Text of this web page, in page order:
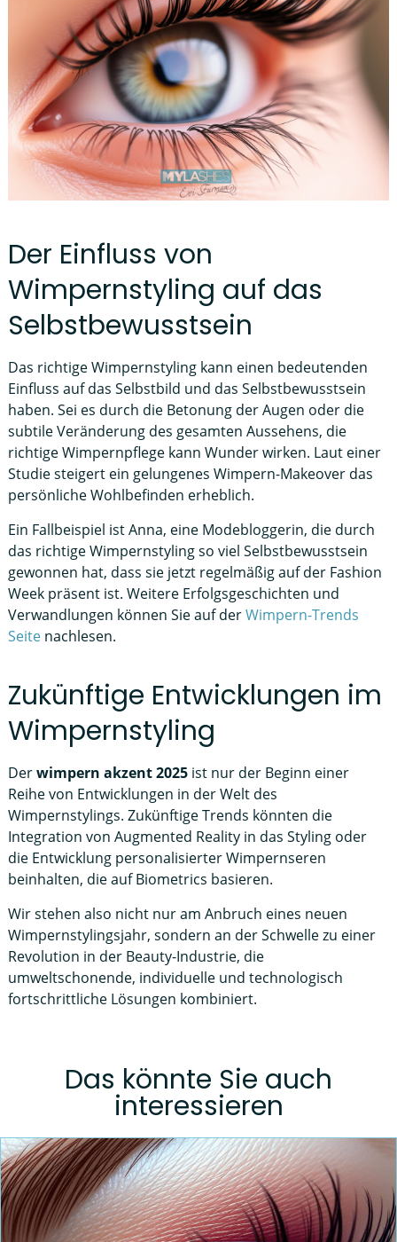
Der Einfluss von
Wimpernstyling auf das
Selbstbewusstsein
Das richtige Wimpernstyling kann einen bedeutenden
Einfluss auf das Selbstbild und das Selbstbewusstsein
haben. Sei es durch die Betonung der Augen oder die
subtile Veränderung des gesamten Aussehens, die
richtige Wimpernpflege kann Wunder wirken. Laut einer
Studie steigert ein gelungenes Wimpern-Makeover das
persönliche Wohlbefinden erheblich.
Ein Fallbeispiel ist Anna, eine Modebloggerin, die durch
das richtige Wimpernstyling so viel Selbstbewusstsein
gewonnen hat, dass sie jetzt regelmäßig auf der Fashion
Week präsent ist. Weitere Erfolgsgeschichten und
Verwandlungen können Sie auf derWimpern-Trends
Seitenachlesen.
Zukünftige Entwicklungen im
Wimpernstyling
Derwimpern akzent 2025ist nur der Beginn einer
Reihe von Entwicklungen in der Welt des
Wimpernstylings. Zukünftige Trends könnten die
Integration von Augmented Reality in das Styling oder
die Entwicklung personalisierter Wimpernseren
beinhalten, die auf Biometrics basieren.
Wir stehen also nicht nur am Anbruch eines neuen
Wimpernstylingsjahr, sondern an der Schwelle zu einer
Revolution in der Beauty-Industrie, die
umweltschonende, individuelle und technologisch
fortschrittliche Lösungen kombiniert.
Das könnte Sie auch
interessieren